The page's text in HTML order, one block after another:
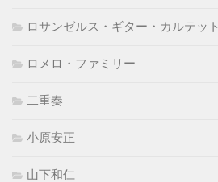
ロサンゼルス・ギター・カルテット
ロメロ・ファミリー
二重奏
小原安正
山下和仁